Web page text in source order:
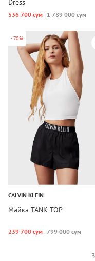
Dress
536 700 сум 1 789 000 сум
-70%
CALVIN KLEIN
Майка TANK TOP
239 700 сум 799 000 сум